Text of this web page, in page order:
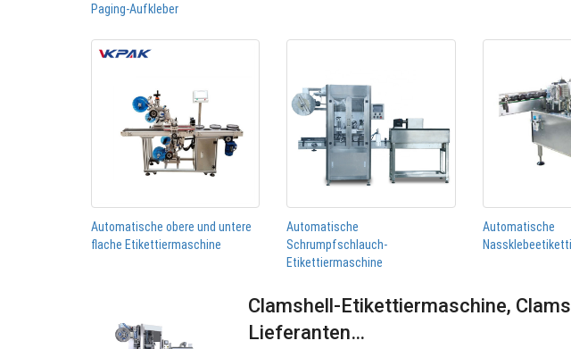
Paging-Aufkleber
Automatische obere und untere
flache Etikettiermaschine
Automatische
Schrumpfschlauch-
Etikettiermaschine
Automatische
Clamshell-Etikettiermaschine,
Lieferanten…